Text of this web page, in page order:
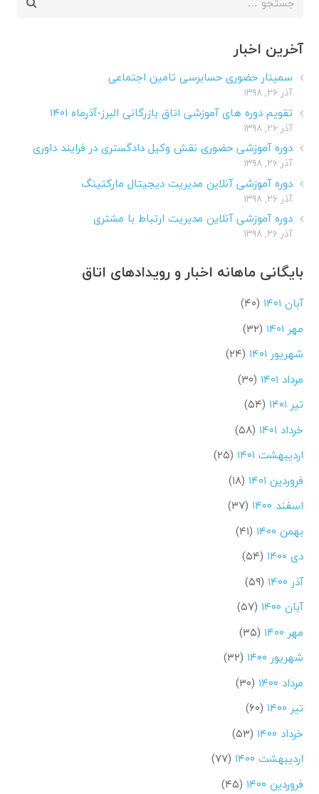
آخرین اخبار
سمینار حضوری حسابرسی تامین اجتماعی
آذر ۲۶, ۱۳۹۸
تقویم دوره های آموزشی اتاق بازرگانی البرز-آذرماه ۱۴۰۱
آذر ۲۶, ۱۳۹۸
دوره آموزشی حضوری نقش وکیل دادگستری در فرایند داوری
آذر ۲۶, ۱۳۹۸
دوره آموزشی آنلاین مدیریت دیجیتال مارکتینگ
آذر ۲۶, ۱۳۹۸
دوره آموزشی آنلاین مدیریت ارتباط با مشتری
آذر ۲۶, ۱۳۹۸
بایگانی ماهانه اخبار و رویدادهای اتاق
آبان ۱۴۰۱
(۴۰)
مهر ۱۴۰۱
(۳۲)
شهریور ۱۴۰۱
(۲۴)
مرداد ۱۴۰۱
(۳۰)
تیر ۱۴۰۱
(۵۴)
خرداد ۱۴۰۱
(۵۸)
اردیبهشت ۱۴۰۱
(۲۵)
فروردین ۱۴۰۱
(۱۸)
اسفند ۱۴۰۰
(۳۷)
بهمن ۱۴۰۰
(۴۱)
دی ۱۴۰۰
(۵۴)
آذر ۱۴۰۰
(۵۹)
آبان ۱۴۰۰
(۵۷)
مهر ۱۴۰۰
(۳۵)
شهریور ۱۴۰۰
(۳۲)
مرداد ۱۴۰۰
(۳۰)
تیر ۱۴۰۰
(۶۰)
خرداد ۱۴۰۰
(۵۳)
اردیبهشت ۱۴۰۰
(۷۷)
فروردین ۱۴۰۰
(۴۵)